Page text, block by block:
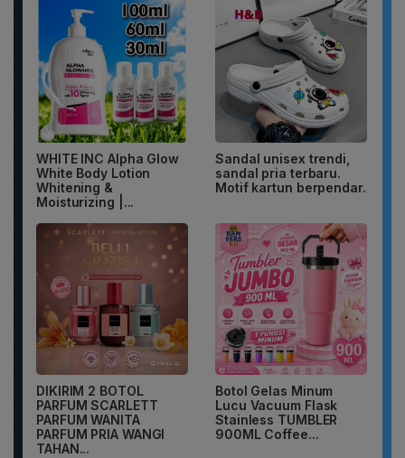
WHITE INC Alpha Glow
White Body Lotion
Whitening &
Moisturizing |...
Sandal unisex trendi,
sandal pria terbaru.
Motif kartun berpendar.
DIKIRIM 2 BOTOL
PARFUM SCARLETT
PARFUM WANITA
PARFUM PRIA WANGI
TAHAN...
Botol Gelas Minum
Lucu Vacuum Flask
Stainless TUMBLER
900ML Coffee...